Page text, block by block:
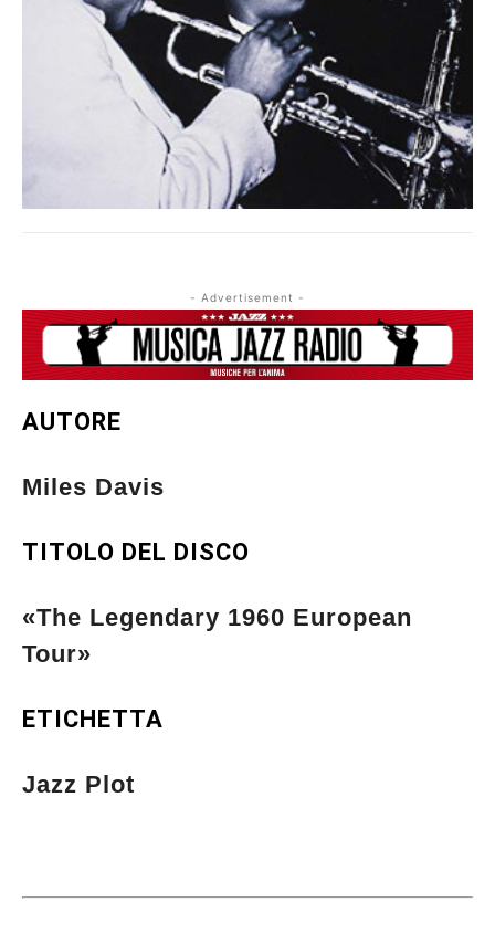
- Advertisement -
AUTORE
Miles Davis
TITOLO DEL DISCO
«The Legendary 1960 European
Tour»
ETICHETTA
Jazz Plot